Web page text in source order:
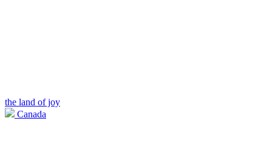
the land of joy
Canada